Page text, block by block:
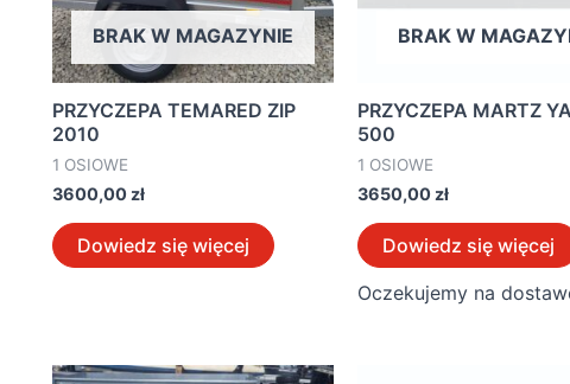
BRAK W MAGAZYNIE
PRZYCZEPA TEMARED ZIP
2010
1 OSIOWE
3600,00 zł
Dowiedz się więcej
BRAK W
PRZYCZEPA MARTZ
500
1 OSIOWE
3650,00 zł
Dowiedz się więcej
Oczekujemy na